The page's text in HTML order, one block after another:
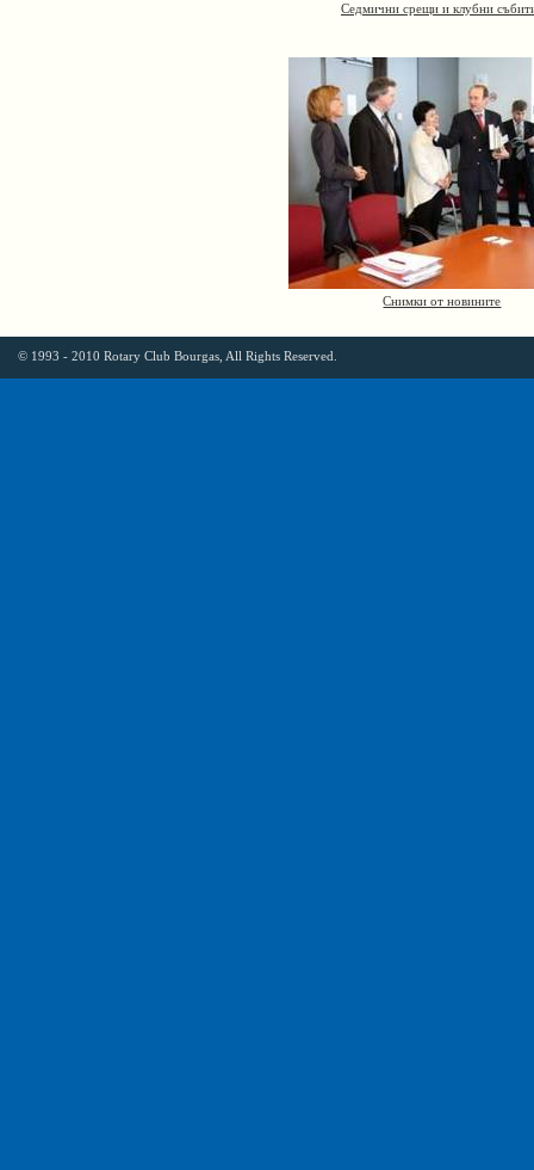
Седмични срещи и клубни
Снимки от новините
© 1993 - 2010 Rotary Club Bourgas, All Rights Reserved.